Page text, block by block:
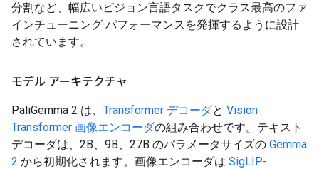
分割など、幅広いビジョン言語タスクでクラス最高のファ
インチューニング パフォーマンスを発揮するように設計
されています。
モデル アーキテクチャ
PaliGemma 2 は、 Transformer デコーダと Vision
Transformer 画像エンコーダの組み合わせです。テキスト
デコーダは、2B、9B、27B のパラメータサイズの Gemma
2 から初期化されます。画像エンコーダは SigLIP-